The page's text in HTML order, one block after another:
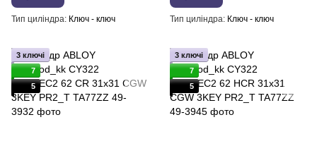
Тип циліндра Ключ - ключ Тип циліндра Ключ - ключ
3 ключі
7
5
3 ключі
7
5